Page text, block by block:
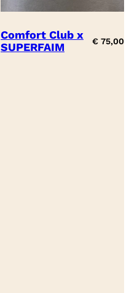
Comfort Club x
SUPERFAIM
€ 75,00